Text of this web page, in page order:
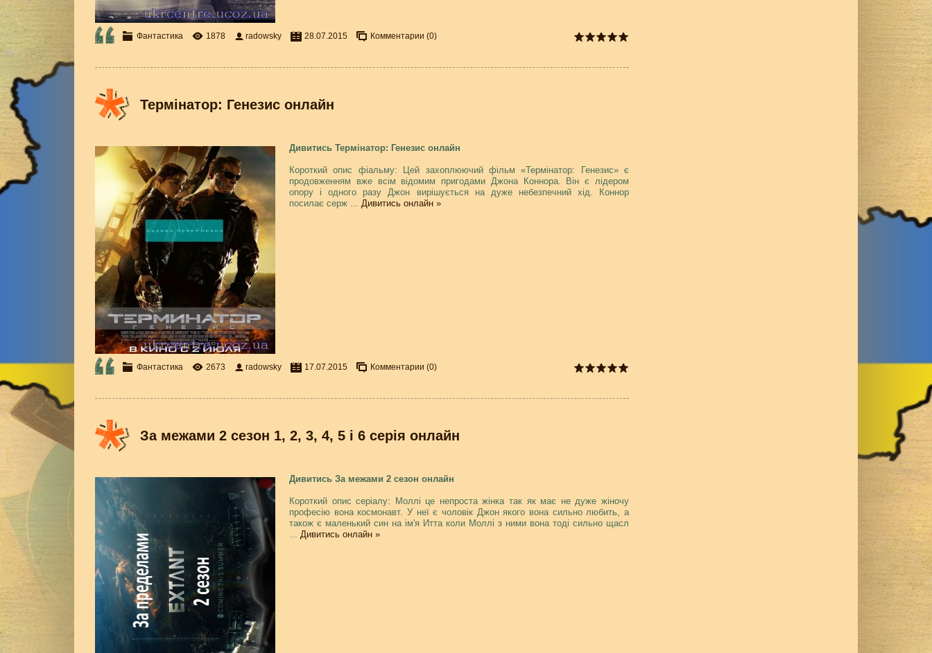
Фантастика 1878 radowsky 28.07.2015 Комментарии (0)
Термінатор: Генезис онлайн
Дивитись Термінатор: Генезис онлайн
Короткий опис фіальму: Цей захоплюючий фільм «Термінатор: Генезис» є
продовженням вже всім відомим пригодами Джона Коннора. Він є лідером
опору і одного разу Джон вирішується на дуже небезпечний хід. Коннор
посилає серж ... Дивитись онлайн »
Фантастика 2673 radowsky 17.07.2015 Комментарии (0)
За межами 2 сезон 1, 2, 3, 4, 5 і 6 серія онлайн
Дивитись За межами 2 сезон онлайн
Короткий опис серіалу: Моллі це непроста жінка так як має не дуже жіночу
професію вона космонавт. У неї є чоловік Джон якого вона сильно любить, а
також є маленький син на ім'я Итта коли Моллі з ними вона тоді сильно щасл
... Дивитись онлайн »